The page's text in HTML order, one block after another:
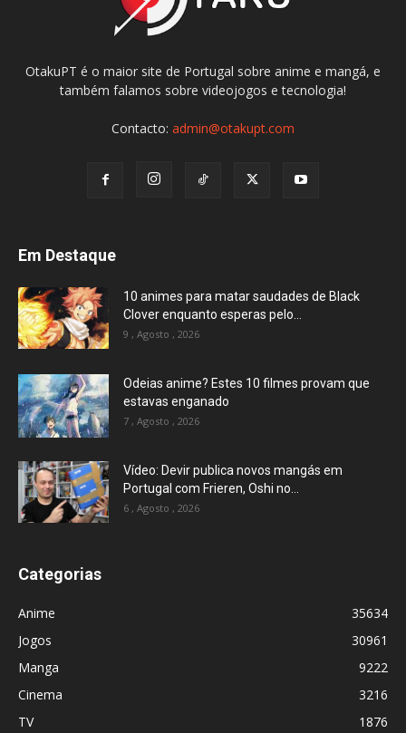
OtakuPT é o maior site de Portugal sobre anime e mangá, e
também falamos sobre videojogos e tecnologia!
Contacto: admin@otakupt.com
Em Destaque
10 animes para matar saudades de Black
Clover enquanto esperas pelo...
9 , Agosto , 2026
Odeias anime? Estes 10 filmes provam que
estavas enganado
7 , Agosto , 2026
Vídeo: Devir publica novos mangás em
Portugal com Frieren, Oshi no...
6 , Agosto , 2026
Categorias
Anime
35634
Jogos
30961
Manga
9222
Cinema
3216
TV
1876